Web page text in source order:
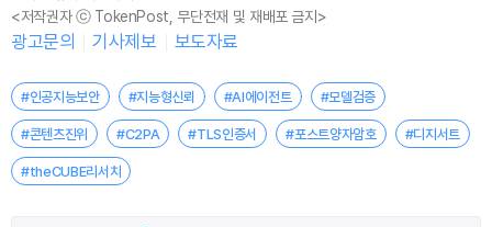
<저작권자 ⓒ TokenPost, 무단전재 및 재배포 금지>
광고문의 기사제보 보도자료
#인공지능보안 #지능형신뢰 #AI에이전트 #모델검증
#콘텐츠진위 #C2PA #TLS인증서 #포스트양자암호 #디지서트
#theCUBE리서치